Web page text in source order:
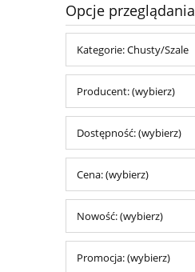
Opcje przeglądania
Kategorie: Chusty/Szale
Producent: (wybierz)
Dostępność: (wybierz)
Cena: (wybierz)
Nowość: (wybierz)
Promocja: (wybierz)